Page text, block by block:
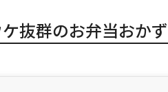
抜群のお弁当おか